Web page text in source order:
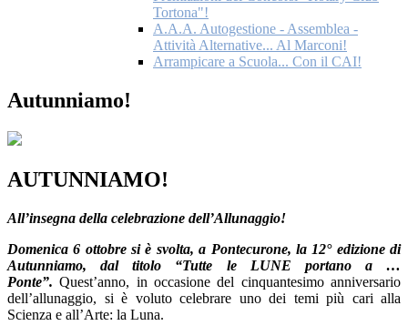
Tortona"!
A.A.A. Autogestione - Assemblea -
Attività Alternative... Al Marconi!
Arrampicare a Scuola... Con il CAI!
Autunniamo!
AUTUNNIAMO!
All’insegna della celebrazione dell’Allunaggio!
Domenica6 ottobre si è svolta, a Pontecurone, la 12° edizione di
Autunniamo, dal titolo “Tutte le LUNE portano a …
Ponte”. Quest’anno, in occasione del cinquantesimo anniversario
dell’allunaggio, si è voluto celebrare uno dei temi più cari alla
Scienza e all’Arte: la Luna.